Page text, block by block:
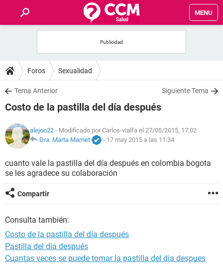
MENU
FOROS
SALUD
NUTRICIÓN
BIENESTAR
SEXUALIDAD
GLOSARIO
Foros Sexualidad
Tema Anterior Siguiente Tema
Costo de la pastilla del día después
alejoo22 - Modificado por Carlos-vialfa el 27/05/2015, 17:02
Dra. Marta Marnet
- 17 may 2015 a las 11:34
cuanto vale la pastilla del día después en colombia bogota
se les agradece su colaboración
Compartir
Consulta también:
Costo de la pastilla del día después
Pastilla del dia después
Cuantas veces se puede tomar la pastilla del dia despues